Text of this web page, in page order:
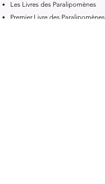
Les Livres des Paralipomènes
Premier Livre des Paralipomènes